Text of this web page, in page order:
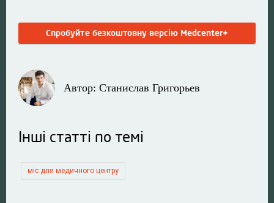
Спробуйте безкоштовну версію Medcenter+
Автор: Станислав Григорьев
Інші статті по темі
міс для медичного центру